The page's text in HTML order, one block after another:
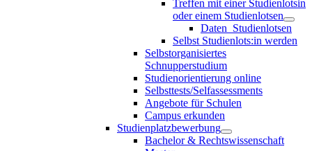
Treffen mit einer Studienlotsin
oder einem Studienlotsen
Daten_Studienlotsen
Selbst Studienlots:in werden
Selbstorganisiertes
Schnupperstudium
Studienorientierung online
Selbsttests/Selfassessments
Angebote für Schulen
Campus erkunden
Studienplatzbewerbung
Bachelor & Rechtswissenschaft